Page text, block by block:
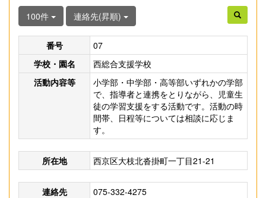
100件 連絡先(昇順)
番号
07
学校・園名
西総合支援学校
活動内容等
小学部・中学部・高等部いずれかの学部
で、指導者と連携をとりながら、児童生
徒の学習支援をする活動です。活動の時
間帯、日程等については相談に応じま
す。
所在地 西京区大枝北沓掛町一丁目21-21
連絡先 075-332-4275